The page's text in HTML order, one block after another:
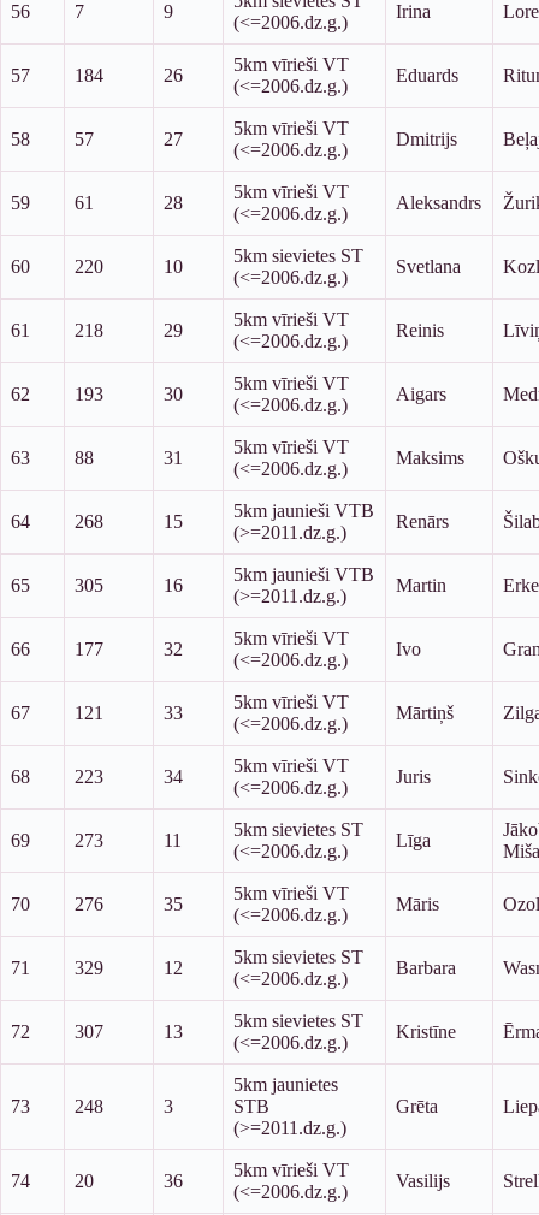
56 7 9
(<=2006.dz.g.)
Irina
57 184 26
5km vīrieši VT
(<=2006.dz.g.)
Eduards
58 57 27
5km vīrieši VT
(<=2006.dz.g.)
Dmitrijs
59 61 28
5km vīrieši VT
(<=2006.dz.g.)
Aleksandrs
60 220 10
5km sievietes ST
(<=2006.dz.g.)
Svetlana
61 218 29
5km vīrieši VT
(<=2006.dz.g.)
Reinis
62 193 30
5km vīrieši VT
(<=2006.dz.g.)
Aigars
63 88 31
5km vīrieši VT
(<=2006.dz.g.)
Maksims
64 268 15
5km jaunieši VTB
(>=2011.dz.g.)
Renārs
65 305 16
5km jaunieši VTB
(>=2011.dz.g.)
Martin
66 177 32
5km vīrieši VT
(<=2006.dz.g.)
Ivo
67 121 33
5km vīrieši VT
(<=2006.dz.g.)
Mārtiņš
68 223 34
5km vīrieši VT
(<=2006.dz.g.)
Juris
69 273 11
5km sievietes ST
(<=2006.dz.g.)
Līga
70 276 35
5km vīrieši VT
(<=2006.dz.g.)
Māris
71 329 12
5km sievietes ST
(<=2006.dz.g.)
Barbara
72 307 13
5km sievietes ST
(<=2006.dz.g.)
Kristīne
73 248 3
5km jaunietes
STB
(>=2011.dz.g.)
Grēta
74 20 36
5km vīrieši VT
(<=2006.dz.g.)
Vasilijs